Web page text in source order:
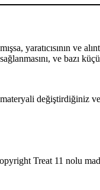
yaratıcısının ve
ve bazı
değiştirdiğiniz
Treat 11 nolu